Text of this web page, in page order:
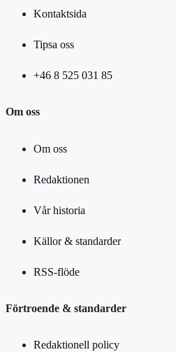
Kontaktsida
Tipsa oss
+46 8 525 031 85
Om oss
Om oss
Redaktionen
Vår historia
Källor & standarder
RSS-flöde
Förtroende & standarder
Redaktionell policy